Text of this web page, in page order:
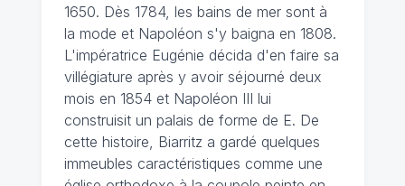
1650. Dès 1784, les bains de mer sont à
la mode et Napoléon s'y baigna en 1808.
L'impératrice Eugénie décida d'en faire sa
villégiature après y avoir séjourné deux
mois en 1854 et Napoléon III lui
construisit un palais de forme de E. De
cette histoire, Biarritz a gardé quelques
immeubles caractéristiques comme une